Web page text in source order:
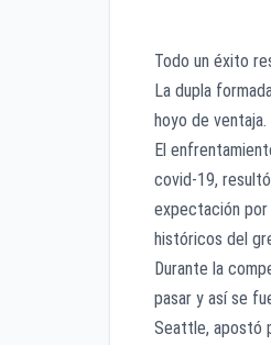
Todo un éxito
La dupla
hoyo de ventaja.
El
covid-19,
expectación
históricos del
Durante la
pasar y así se
Seattle, apostó